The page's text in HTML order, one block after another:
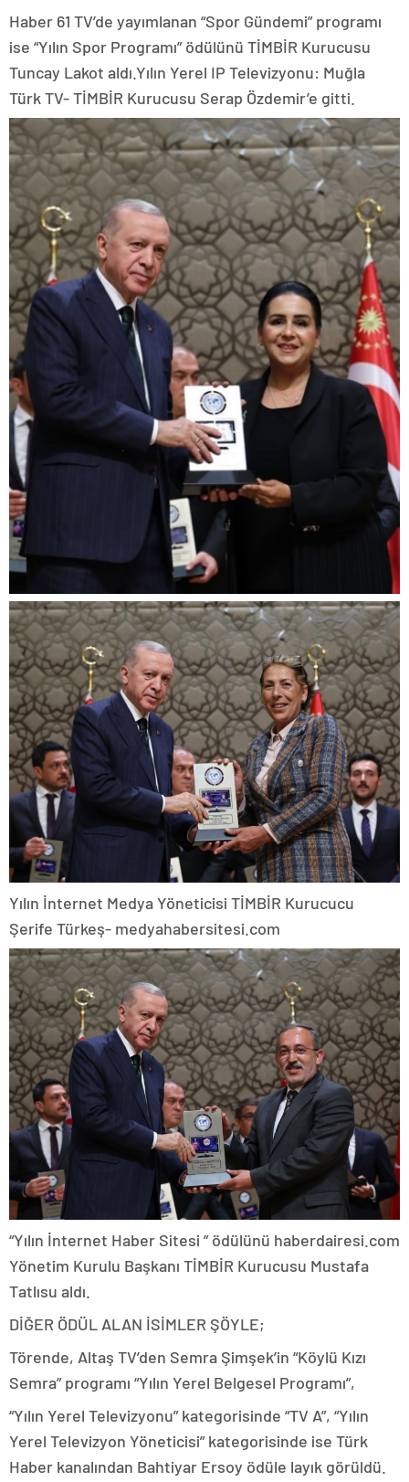
Haber 61 TV’de yayımlanan “Spor Gündemi” programı
ise “Yılın Spor Programı” ödülünü TİMBİR Kurucusu
Tuncay Lakot aldı.Yılın Yerel IP Televizyonu: Muğla
Türk TV- TİMBİR Kurucusu Serap Özdemir’e gitti.
Yılın İnternet Medya Yöneticisi TİMBİR Kurucucu
Şerife Türkeş- medyahabersitesi.com
“Yılın İnternet Haber Sitesi ” ödülünü haberdairesi.com
Yönetim Kurulu Başkanı TİMBİR Kurucusu Mustafa
Tatlısu aldı.
DİĞER ÖDÜL ALAN İSİMLER ŞÖYLE;
Törende, Altaş TV’den Semra Şimşek’in “Köylü Kızı
Semra” programı “Yılın Yerel Belgesel Programı”,
“Yılın Yerel Televizyonu” kategorisinde “TV A”, “Yılın
Yerel Televizyon Yöneticisi” kategorisinde ise Türk
Haber kanalından Bahtiyar Ersoy ödüle layık görüldü.